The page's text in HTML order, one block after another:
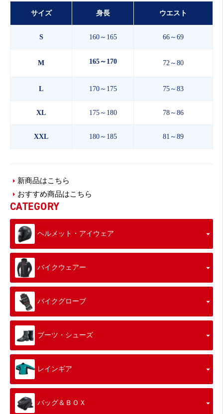
サイズ 身長 ウエスト
S 160～165 66～69
M 165～170 72～80
L 170～175 75～83
XL 175～180 78～86
XXL 180～185 81～89
新商品はこちら
おすすめ商品はこちら
CATEGORY
ヘルメット・アイウェア
バイクウェアー
バイクグローブ
ブーツ・シューズ
レインギア
バッグ＆ＢＯＸ